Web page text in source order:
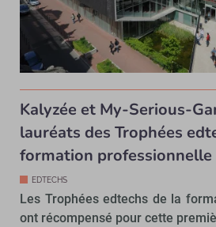
Kalyzée et My-Serious-
lauréats des Trophées
formation professionnelle
EDTECHS
Les Trophées edtechs de la
ont récompensé pour cette